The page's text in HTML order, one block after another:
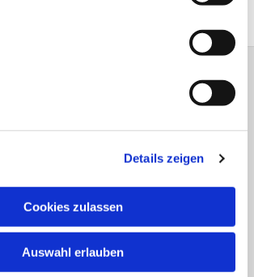
Details zeigen
Cookies zulassen
Auswahl erlauben
Do 15.00 – 17.00 Uhr